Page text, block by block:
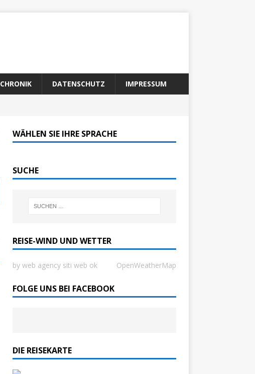
CHRONIK DATENSCHUTZ IMPRESSUM
WÄHLEN SIE IHRE SPRACHE
SUCHE
REISE-WIND UND WETTER
by web agency siti web ok OpenWeatherMap
FOLGE UNS BEI FACEBOOK
DIE REISEKARTE